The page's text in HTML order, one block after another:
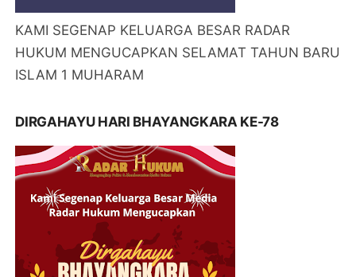
KAMI SEGENAP KELUARGA BESAR RADAR
HUKUM MENGUCAPKAN SELAMAT TAHUN BARU
ISLAM 1 MUHARAM
DIRGAHAYU HARI BHAYANGKARA KE-78